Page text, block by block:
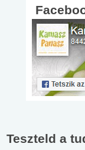
Teszteld a